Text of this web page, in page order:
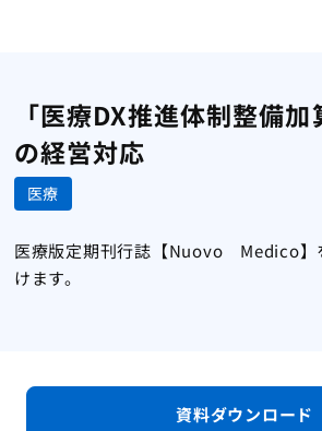
「医療DX推進体制整備
の経営対応
医療
医療版定期刊行誌【Nuovo Medico】
けます。
資料ダウンロード